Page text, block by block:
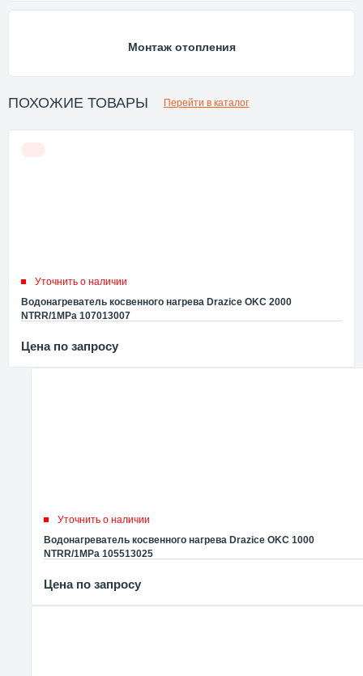
Монтаж отопления
ПОХОЖИЕ ТОВАРЫ Перейти в каталог
Уточнить о наличии
Водонагреватель косвенного нагрева Drazice OKC 2000
NTRR/1MPa 107013007
Цена по запросу
Уточнить о наличии
Водонагреватель косвенного нагрева Drazice OKC 1000
NTRR/1MPa 105513025
Цена по запросу